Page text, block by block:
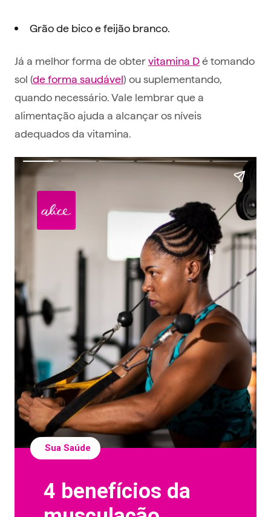
Grão de bico e feijão branco.
Já a melhor forma de obtervitamina Dé tomando
sol (de forma saudável) ou suplementando,
quando necessário. Vale lembrar que a
alimentação ajuda a alcançar os níveis
adequados da vitamina.